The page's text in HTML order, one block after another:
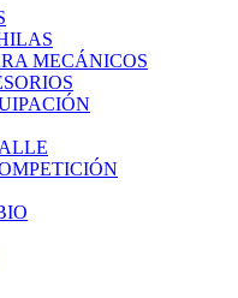
MECÁNICOS